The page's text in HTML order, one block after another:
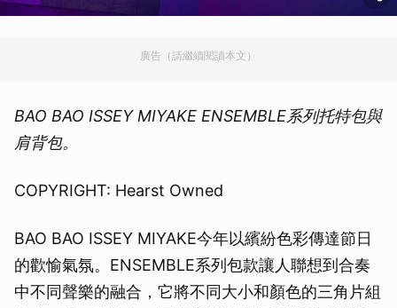
廣告（請繼續閱讀本文）
BAO BAO ISSEY MIYAKE ENSEMBLE系列托特包與
肩背包。
COPYRIGHT: Hearst Owned
BAO BAO ISSEY MIYAKE今年以繽紛色彩傳達節日
的歡愉氣氛。ENSEMBLE系列包款讓人聯想到合奏
中不同聲樂的融合，它將不同大小和顏色的三角片組